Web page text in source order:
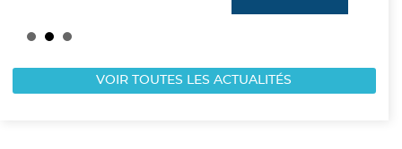
VOIR TOUTES LES ACTUALITÉS